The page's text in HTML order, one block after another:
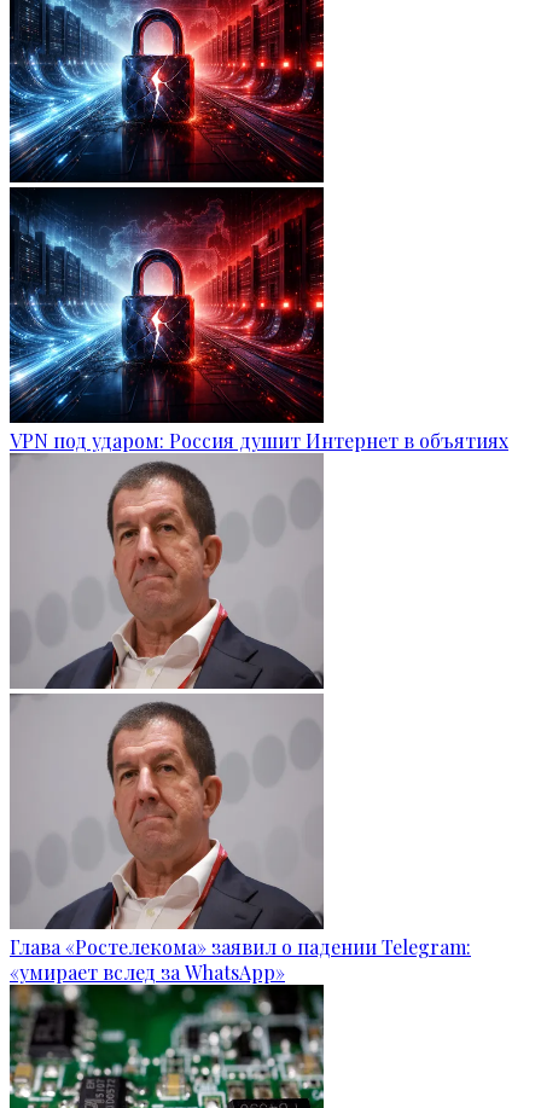
VPN под ударом: Россия душит Интернет в объятиях
Глава «Ростелекома» заявил о падении Telegram:
«умирает вслед за WhatsApp»